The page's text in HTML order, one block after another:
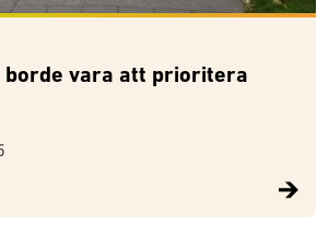
borde vara att prioritera